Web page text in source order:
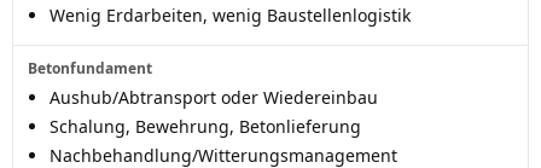
Wenig Erdarbeiten, wenig Baustellenlogistik
Aushub/Abtransport oder Wiedereinbau
Schalung, Bewehrung, Betonlieferung
Nachbehandlung/Witterungsmanagement